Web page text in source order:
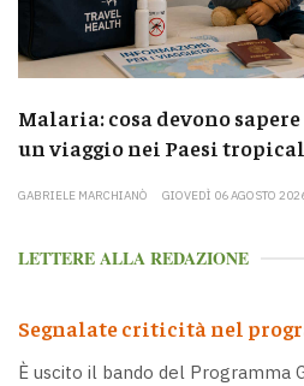
Malaria: cosa devono
un viaggio nei Paesi
GABRIELE MARCHIANÒ GIOVEDÌ 06 AGOSTO
LETTERE ALLA REDAZIONE
Segnalate criticità nel
È uscito il bando del Programma